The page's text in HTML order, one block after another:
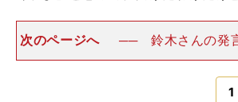
次のページへ
── 鈴木さんの発
両国の試合が終わったあと、廊下
た」って言ってきたんだよ。だか
言だけ 1